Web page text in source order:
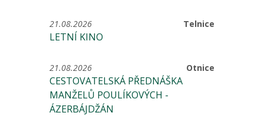
Telnice
21.08.2026
LETNÍ KINO
Otnice
21.08.2026
CESTOVATELSKÁ PŘEDNÁŠKA
MANŽELŮ POULÍKOVÝCH -
ÁZERBÁJDŽÁN